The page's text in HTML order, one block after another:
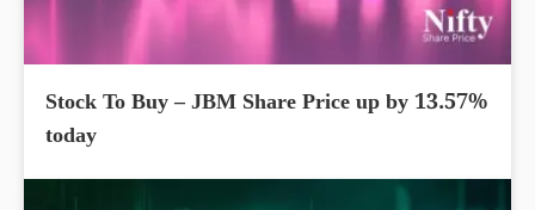
Stock To Buy – JBM Share Price up by 13.57%
today